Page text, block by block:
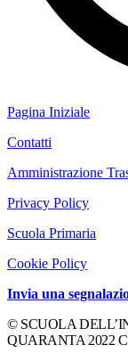
Pagina Iniziale
Contatti
Amministrazione
Privacy Policy
Scuola Primaria
Cookie Policy
Invia una
© SCUOLA
QUARANTA 2022 C.